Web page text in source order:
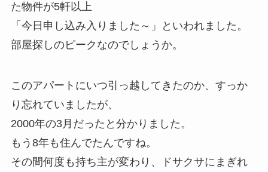
た物件が5軒以上
「今日申し込み入りました～」といわれました。
部屋探しのピークなのでしょうか。
このアパートにいつ引っ越してきたのか、すっか
り忘れていましたが、
2000年の3月だったと分かりました。
もう8年も住んでたんですね。
その間何度も持ち主が変わり、ドサクサにまぎれ